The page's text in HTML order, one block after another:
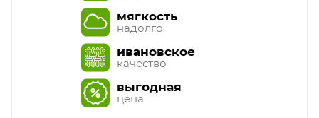
мягкость
надолго
ивановское
качество
выгодная
цена